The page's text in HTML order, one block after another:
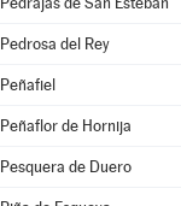
Pedrosa del Rey
Peñafiel
Peñaflor de Hornija
Pesquera de Duero